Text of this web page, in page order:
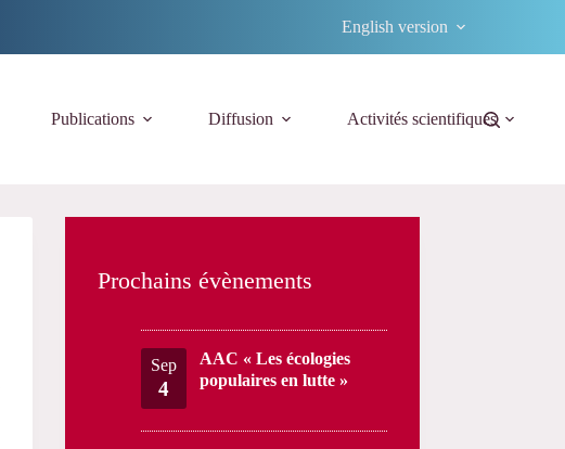
English version
Publications Diffusion Activités scientifiques
Prochains évènements
Sep
4
AAC « Les écologies
populaires en lutte »